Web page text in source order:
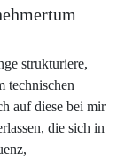
strukturiere,
technischen
auf diese bei mir
die sich in